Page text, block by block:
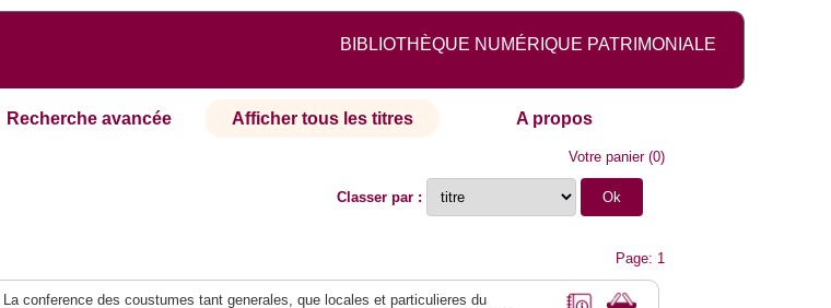
BIBLIOTHÈQUE NUMÉRIQUE PATRIMONIALE
Recherche avancée Afficher tous les titres A propos
Votre panier(0)
Classer par :
Page: 1
La conference des coustumes tant generales, que locales et particulieres du